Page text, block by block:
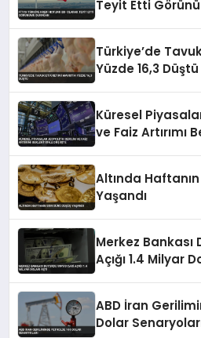
Teyit Etti
Türkiye’de
Yüzde 16,3 Düştü
Küresel
ve Faiz Artırımı
Altında
Yaşandı
Merkez Bankası
Açığı 1.4 Milyar
ABD İran
Dolar